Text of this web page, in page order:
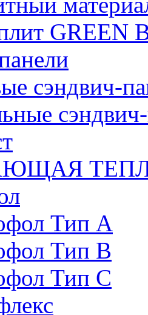
GREEN
сэндвич-
Тип А
Тип В
Тип С